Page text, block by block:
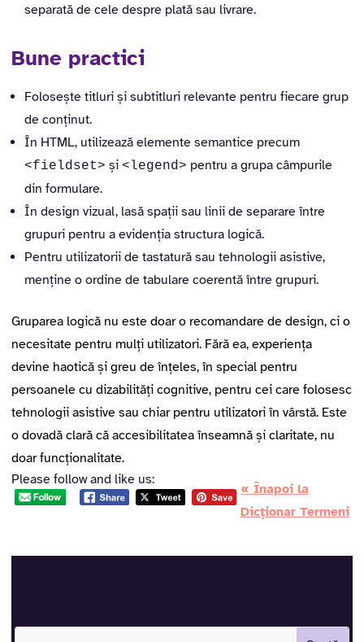
separată de cele despre plată sau livrare.
Bune practici
Folosește titluri și subtitluri relevante pentru fiecare grup
de conținut.
În HTML, utilizează elemente semantice precum
<fieldset> și <legend> pentru a grupa câmpurile
din formulare.
În design vizual, lasă spații sau linii de separare între
grupuri pentru a evidenția structura logică.
Pentru utilizatorii de tastatură sau tehnologii asistive,
menține o ordine de tabulare coerentă între grupuri.
Gruparea logică nu este doar o recomandare de design, ci o
necesitate pentru mulți utilizatori. Fără ea, experiența
devine haotică și greu de înțeles, în special pentru
persoanele cu dizabilități cognitive, pentru cei care folosesc
tehnologii asistive sau chiar pentru utilizatori în vârstă. Este
o dovadă clară că accesibilitatea înseamnă și claritate, nu
doar funcționalitate.
Please follow and like us:
« Înapoi la
Dicționar Termeni